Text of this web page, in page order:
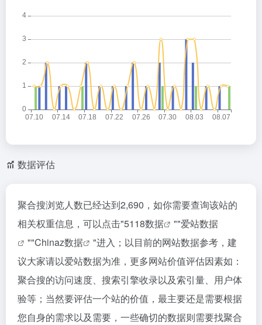
数据评估
聚合搜浏览人数已经达到2,690，如你需要查询该站的
相关权重信息，可以点击"5118数据 ""爱站数据
""Chinaz数据
"进入；以目前的网站数据参考，建
议大家请以爱站数据为准，更多网站价值评估因素如：
聚合搜的访问速度、搜索引擎收录以及索引量、用户体
验等；当然要评估一个站的价值，最主要还是需要根据
您自身的需求以及需要，一些确切的数据则需要找聚合